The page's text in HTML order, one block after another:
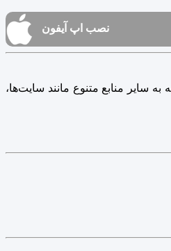
نصب اپ آیفون
سایر منابع متنوع مانند سایت‌ها،